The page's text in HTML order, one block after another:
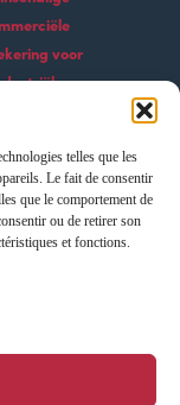
telles que les
Le fait de consentir
que le comportement de
ou de retirer son
et fonctions.
voor